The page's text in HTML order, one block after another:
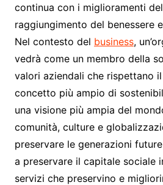
continua con i miglioramenti
raggiungimento del benessere
Nel contesto del business,
vedrà come un membro della
valori aziendali che rispettano
concetto più ampio di
una visione più ampia del
comunità, culture e
preservare le generazioni
a preservare il capitale sociale
servizi che preservino e